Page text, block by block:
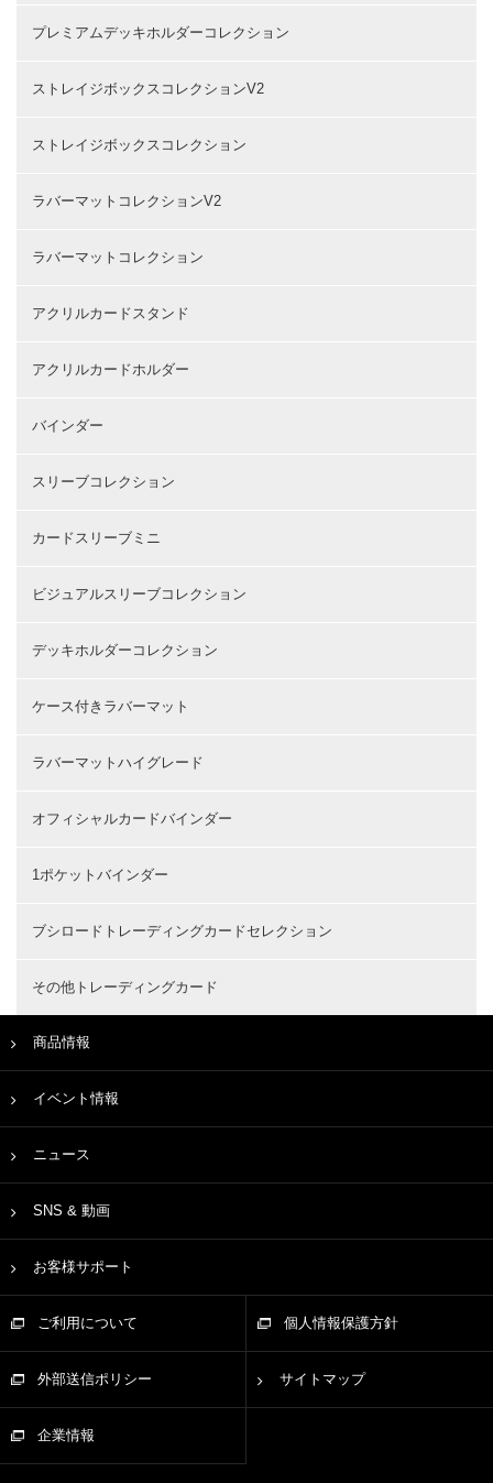
プレミアムデッキホルダーコレクション
ストレイジボックスコレクションV2
ストレイジボックスコレクション
ラバーマットコレクションV2
ラバーマットコレクション
アクリルカードスタンド
アクリルカードホルダー
バインダー
スリーブコレクション
カードスリーブミニ
ビジュアルスリーブコレクション
デッキホルダーコレクション
ケース付きラバーマット
ラバーマットハイグレード
オフィシャルカードバインダー
1ポケットバインダー
ブシロードトレーディングカードセレクション
その他トレーディングカード
商品情報
イベント情報
ニュース
SNS & 動画
お客様サポート
ご利用について 個人情報保護方針
外部送信ポリシー サイトマップ
企業情報